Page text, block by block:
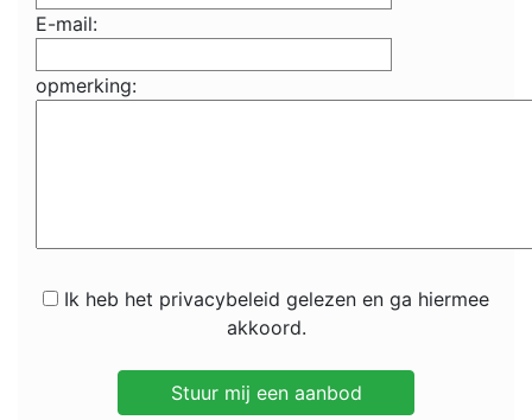
E-mail:
opmerking:
Ik heb het privacybeleid gelezen en ga hiermee
akkoord.